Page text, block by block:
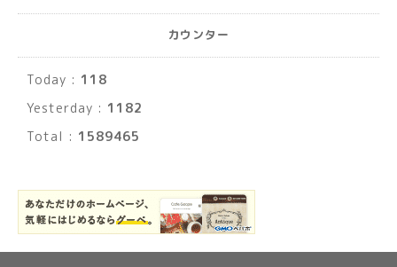
カウンター
Today : 118
Yesterday : 1182
Total : 1589465